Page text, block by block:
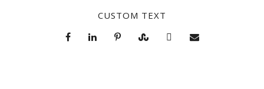
CUSTOM TEXT